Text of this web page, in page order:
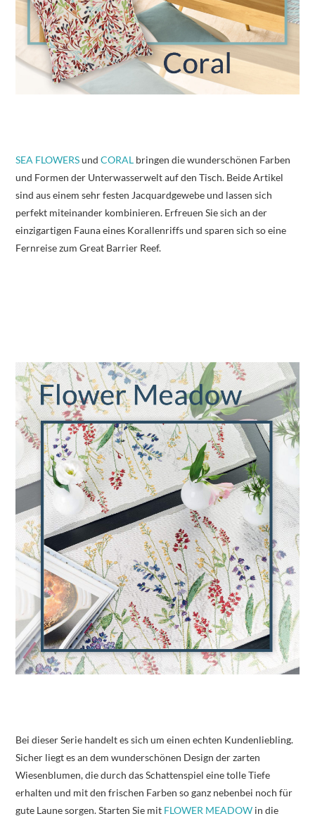
SEA FLOWERSundCORAL bringen die wunderschönen Farben
und Formen der Unterwasserwelt auf den Tisch. Beide Artikel
sind aus einem sehr festen Jacquardgewebe und lassen sich
perfekt miteinander kombinieren. Erfreuen Sie sich an der
einzigartigen Fauna eines Korallenriffs und sparen sich so eine
Fernreise zum Great Barrier Reef.
Bei dieser Serie handelt es sich um einen echten Kundenliebling.
Sicher liegt es an dem wunderschönen Design der zarten
Wiesenblumen, die durch das Schattenspiel eine tolle Tiefe
erhalten und mit den frischen Farben so ganz nebenbei noch für
gute Laune sorgen. Starten Sie mit FLOWER MEADOW in die